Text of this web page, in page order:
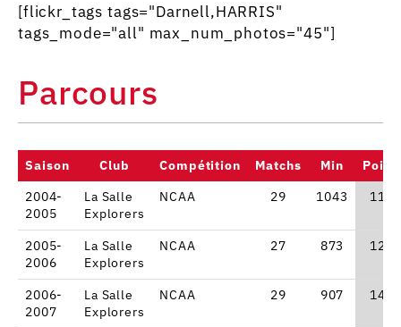
[flickr_tags tags="Darnell,HARRIS"
tags_mode="all" max_num_photos="45"]
Parcours
Saison Club Compétition Matchs Min
2004-
2005
La Salle
Explorers
NCAA 29 1043 11.3
2005-
2006
La Salle
Explorers
NCAA 27 873 12.7
2006-
2007
La Salle
Explorers
NCAA 29 907 14.4